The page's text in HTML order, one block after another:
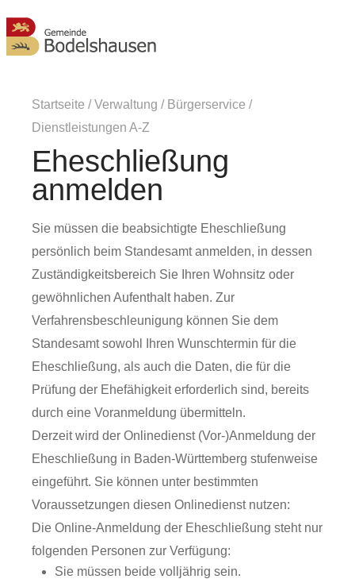
Startseite /Verwaltung / Bürgerservice /
Dienstleistungen A-Z
Eheschließung
anmelden
Sie müssen die beabsichtigte Eheschließung
persönlich beim Standesamt anmelden, in dessen
Zuständigkeitsbereich Sie Ihren Wohnsitz oder
gewöhnlichen Aufenthalt haben. Zur
Verfahrensbeschleunigung können Sie dem
Standesamt sowohl Ihren Wunschtermin für die
Eheschließung, als auch die Daten, die für die
Prüfung der Ehefähigkeit erforderlich sind, bereits
durch eine Voranmeldung übermitteln.
Derzeit wird der Onlinedienst (Vor-)Anmeldung der
Eheschließung in Baden-Württemberg stufenweise
eingeführt. Sie können unter bestimmten
Voraussetzungen diesen Onlinedienst nutzen:
Die Online-Anmeldung der Eheschließung steht nur
folgenden Personen zur Verfügung:
Sie müssen beide volljährig sein.